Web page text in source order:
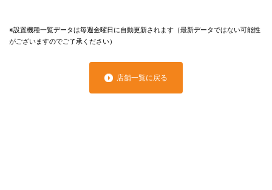
※設置機種一覧データは毎週金曜日に自動更新されます（最新データではない可能性
がございますのでご了承ください）
店舗一覧に戻る